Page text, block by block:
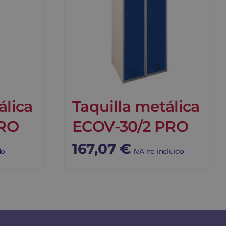
Taquilla metálica
ECOV-30/2 PRO
167,07 € IVA no incluido